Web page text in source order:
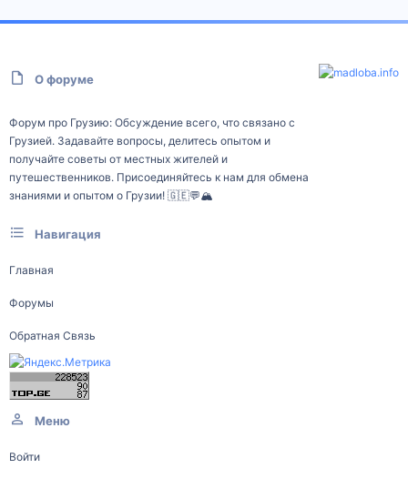
О форуме
Форум про Грузию: Обсуждение всего, что связано с
Грузией. Задавайте вопросы, делитесь опытом и
получайте советы от местных жителей и
путешественников. Присоединяйтесь к нам для обмена
знаниями и опытом о Грузии! 🇬🇪💬🏔️
Навигация
Главная
Форумы
Обратная Связь
Меню
Войти